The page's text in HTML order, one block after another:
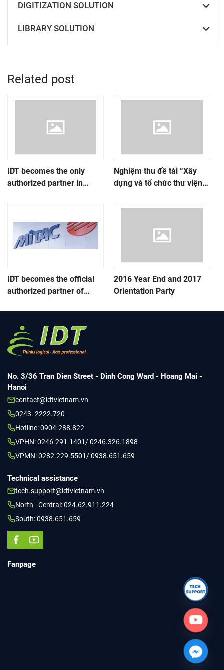
DIGITIZATION SOLUTION
LIBRARY SOLUTION
Related post
IDT becomes the only
authorized partner in
Nghiệm thu đề tài “Xây
dựng và tổ chức thư viện
học tập chung” tại Học
IDT becomes the official
authorized partner of
2016 Year End and 2017
Orientation Party
No. 3/36 Tran Dien Street - Dinh Cong Ward - Hoang Mai -
Hanoi
contact@idtvietnam.vn
0243. 2222.720
Hotline: 0904.288.822
VPHN: 0246.291.1401/ 0246.326.1898
VPMN: 0282.229.5501/ 0938.651.659
Technical assistance
tech.support@idtvietnam.vn
North - Central: 024.62.911.224
South: 0938.651.659
Fanpage